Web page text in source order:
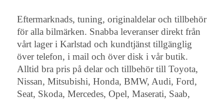
Eftermarknads, tuning, originaldelar och tillbehör
för alla bilmärken. Snabba leveranser direkt från
vårt lager i Karlstad och kundtjänst tillgänglig
över telefon, i mail och över disk i vår butik.
Alltid bra pris på delar och tillbehör till Toyota,
Nissan, Mitsubishi, Honda, BMW, Audi, Ford,
Seat, Skoda, Mercedes, Opel, Maserati, Saab,